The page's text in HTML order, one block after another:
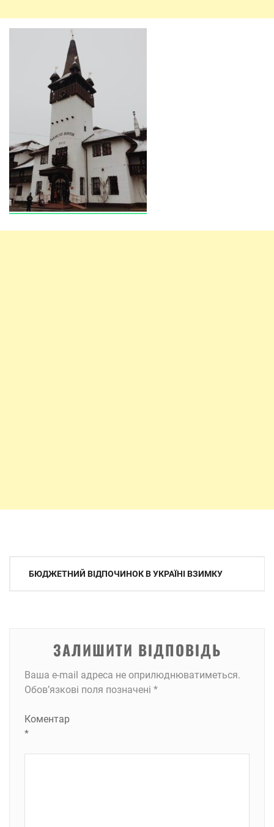
Навігація
БЮДЖЕТНИЙ ВІДПОЧИНОК В УКРАЇНІ ВЗИМКУ
ЗАЛИШИТИ ВІДПОВІДЬ
Ваша e-mail адреса не оприлюднюватиметься.
Обов’язкові поля позначені *
Коментар
*